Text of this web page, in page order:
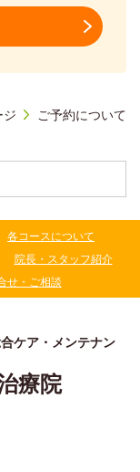
ジ ご予約について
各コースについて
院長・スタッフ紹介
せ・ご相談
ケア・メンテナン
療院